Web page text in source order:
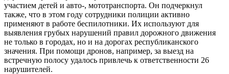
участием детей и авто-, мототранспорта. Он подчеркнул
также, что в этом году сотрудники полиции активно
применяют в работе беспилотники. Их используют для
выявления грубых нарушений правил дорожного движения
не только в городах, но и на дорогах республиканского
значения. При помощи дронов, например, за выезд на
встречную полосу удалось привлечь к ответственности 26
нарушителей.